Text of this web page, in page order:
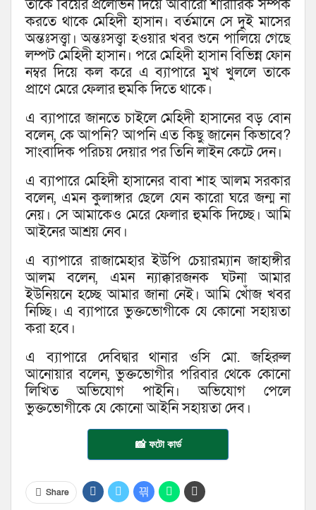
তাকে বিয়ের প্রলোভন দিয়ে আবারো শারীরিক সম্পর্ক
করতে থাকে মেহিদী হাসান। বর্তমানে সে দুই মাসের
অন্তঃসত্ত্বা। অন্তঃসত্ত্বা হওয়ার খবর শুনে পালিয়ে গেছে
লম্পট মেহিদী হাসান। পরে মেহিদী হাসান বিভিন্ন ফোন
নম্বর দিয়ে কল করে এ ব্যাপারে মুখ খুললে তাকে
প্রাণে মেরে ফেলার হুমকি দিতে থাকে।
এ ব্যাপারে জানতে চাইলে মেহিদী হাসানের বড় বোন
বলেন, কে আপনি? আপনি এত কিছু জানেন কিভাবে?
সাংবাদিক পরিচয় দেয়ার পর তিনি লাইন কেটে দেন।
এ ব্যাপারে মেহিদী হাসানের বাবা শাহ আলম সরকার
বলেন, এমন কুলাঙ্গার ছেলে যেন কারো ঘরে জন্ম না
নেয়। সে আমাকেও মেরে ফেলার হুমকি দিচ্ছে। আমি
আইনের আশ্রয় নেব।
এ ব্যাপারে রাজামেহার ইউপি চেয়ারম্যান জাহাঙ্গীর
আলম বলেন, এমন ন্যাক্কারজনক ঘটনা আমার
ইউনিয়নে হচ্ছে আমার জানা নেই। আমি খোঁজ খবর
নিচ্ছি। এ ব্যাপারে ভুক্তভোগীকে যে কোনো সহায়তা
করা হবে।
এ ব্যাপারে দেবিদ্বার থানার ওসি মো. জহিরুল
আনোয়ার বলেন, ভুক্তভোগীর পরিবার থেকে কোনো
লিখিত অভিযোগ পাইনি। অভিযোগ পেলে
ভুক্তভোগীকে যে কোনো আইনি সহায়তা দেব।
📸 ফটো কার্ড
Share